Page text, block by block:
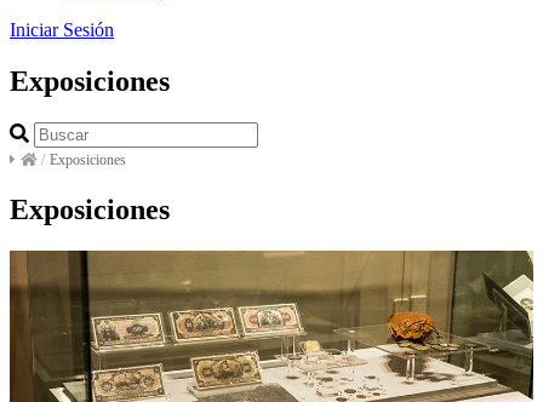
Iniciar Sesión
Exposiciones
/ Exposiciones
Exposiciones